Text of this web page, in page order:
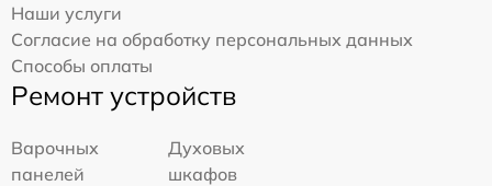
Наши услуги
Согласие на обработку персональных данных
Способы оплаты
Ремонт устройств
Варочных
панелей
Духовых
шкафов